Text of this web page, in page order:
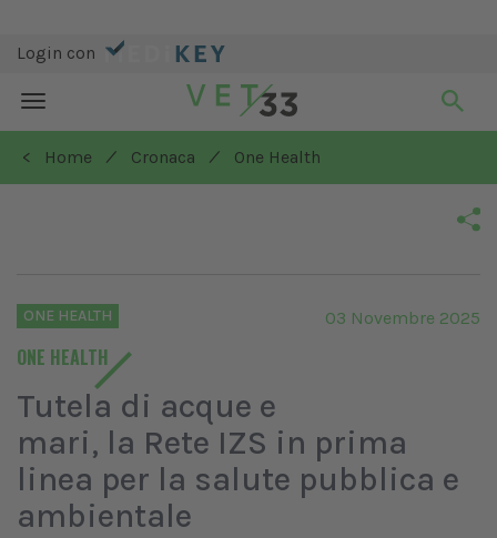
Login con
Toggle
navigation
< Home
/ Cronaca / One Health
ONE HEALTH
ONE HEALTH
03 Novembre 2025
Tutela di acque e
mari, la Rete IZS in prima
linea per la salute pubblica e
ambientale